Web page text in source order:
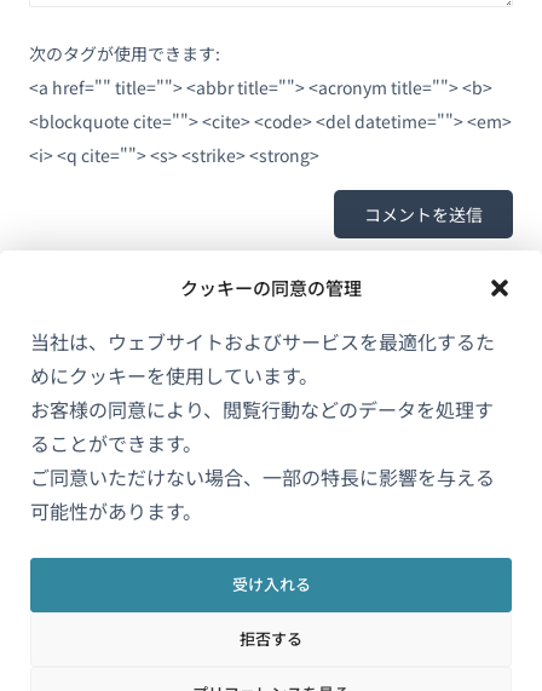
クッキーの同意の管理
当社は、ウェブサイトおよびサービスを最適化するた
めにクッキーを使用しています。
お客様の同意により、閲覧行動などのデータを処理す
ることができます。
ご同意いただけない場合、一部の特長に影響を与える
可能性があります。
受け入れる
拒否する
次のタグが使用できます:
<a href="" title=""> <abbr title=""> <acronym title=""> <b>
<blockquote cite=""> <cite> <code> <del datetime=""> <em>
<i> <q cite=""> <s> <strike> <strong>
OnTheGoSystems Limited
WPMLについて
GDPRおよびプライバシーポリシー
チームに参加（新
（新
し
（新
し
（新